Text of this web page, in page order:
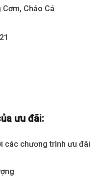
Chảo Cá
ưu đãi:
các chương trình ưu đãi